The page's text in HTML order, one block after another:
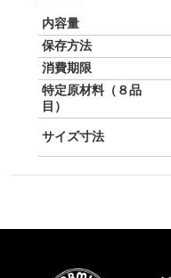
内容量
保存方法
消費期限
特定原材料（８品
目）
サイズ寸法